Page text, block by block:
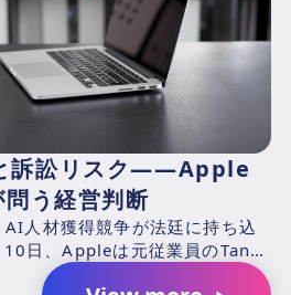
訴訟リスク――Apple
う経営判断
人材獲得競争が法廷に持ち込
日、Appleは元従業員のTang